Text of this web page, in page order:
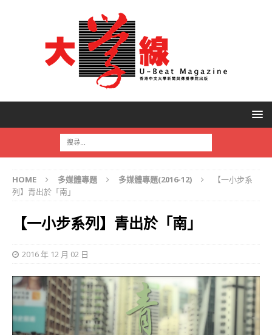
HOME 多媒體專題 多媒體專題(2016-12)
【一小步系
列】青出於「南」
【一小步系列】青出於「南」
2016 年 12 月 02 日